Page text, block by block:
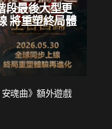
段最後大型更
將重塑終局體
魂曲》額外遊戲